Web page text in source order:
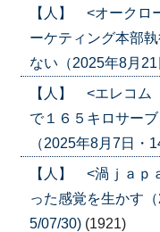
【人】 <オークロ
ーケティング本部
ない（2025年8月
【人】 <エレコ
で１６５キロサー
（2025年8月7日・
【人】 <渦ｊａ
った感覚を生かす
5/07/30) (1921)